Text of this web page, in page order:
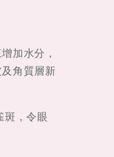
加水分，
角質層新
斑，令眼